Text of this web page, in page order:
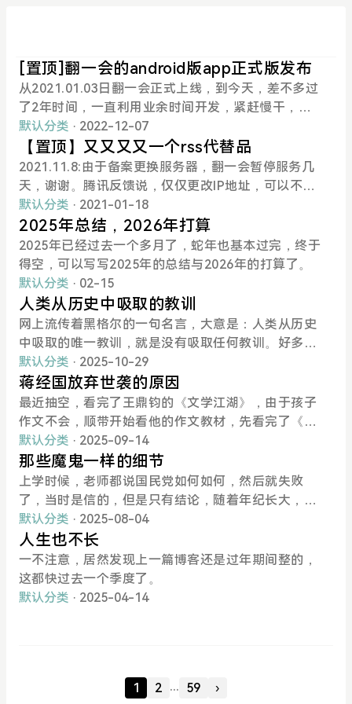
[置顶]翻一会的android版app正式版发布
从2021.01.03日翻一会正式上线，到今天，差不多过
了2年时间，一直利用业余时间开发，紧赶慢干，总
算把安卓版app开发出来，欢迎新老用户享用。 下载
地址在此。
默认分类 · 2022-12-07
【置顶】又又又又一个rss代替品
2021.11.8:由于备案更换服务器，翻一会暂停服务几
天，谢谢。腾讯反馈说，仅仅更改IP地址，可以不用
重新备案，直接域名解析到新的地址就可以了，所以
又可以用了。 试用了很多rss软件，总是不满意，比
如自己搭建的ttrss，发现想订阅的网站没有rss链接
时，就需要用huginn，然后又发现huginn特别占用c
pu，经常100%。于是又开始寻找，然后找到了rsshu
b，发现网络链接不稳定，然后发现自己这么些年折
腾来折腾去，总在换rss，结果每次又要重新录入rss
源。不知道正在看这个文章的您是不是也有同感。 于
是一狠心，自己折腾了一个rss替代品，也可以算是一
个rss阅读器了。叫翻一会，只要注册点击“订阅”两个
字，就一切都ok了。
默认分类 · 2021-01-18
2025年总结，2026年打算
2025年已经过去一个多月了，蛇年也基本过完，终于
得空，可以写写2025年的总结与2026年的打算了。
默认分类 · 02-15
人类从历史中吸取的教训
网上流传着黑格尔的一句名言，大意是：人类从历史
中吸取的唯一教训，就是没有吸取任何教训。好多年
前看到这句话的时候，觉得很对。最近看完国史大
纲，才觉得自己那时候真是naive。
默认分类 · 2025-10-29
蒋经国放弃世袭的原因
最近抽空，看完了王鼎钧的《文学江湖》，由于孩子
作文不会，顺带开始看他的作文教材，先看完了《作
文六要》。
默认分类 · 2025-09-14
那些魔鬼一样的细节
上学时候，老师都说国民党如何如何，然后就失败
了，当时是信的，但是只有结论，随着年纪长大，觉
得这结论是否也不太可靠。
默认分类 · 2025-08-04
人生也不长
一不注意，居然发现上一篇博客还是过年期间整的，
这都快过去一个季度了。
默认分类 · 2025-04-14
1 2 ... 59 ›